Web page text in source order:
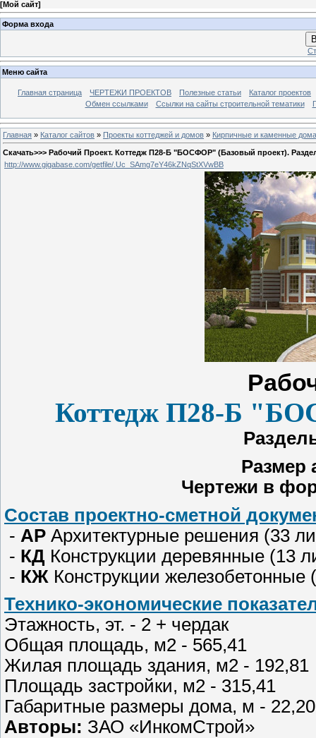
[Мой сайт]
Форма входа
Меню сайта
Главная страница ЧЕРТЕЖИ ПРОЕКТОВ Полезные статьи
Каталог проектов
Обмен ссылками
Ссылки на сайты строительной тематики
Главная » Каталог сайтов » Проекты коттеджей и домов » Кирпичные и каменные дома
Скачать>>> Рабочий Проект. Коттедж П28-Б "БОСФОР" (Базовый проект).
http://www.gigabase.com/getfile/.Uc_SAmg7eY46kZNqStXVwBB
Коттедж П28-Б
Размер
Чертежи в
Состав проектно-сметной
- АР Архитектурные решения (33
- КД Конструкции деревянные (13
- КЖ Конструкции железобетонные
Технико-экономические
Этажность, эт. - 2 + чердак
Общая площадь, м2 - 565,41
Жилая площадь здания, м2 - 192,81
Площадь застройки, м2 - 315,41
Габаритные размеры дома, м -
Авторы: ЗАО «ИнкомСтрой»